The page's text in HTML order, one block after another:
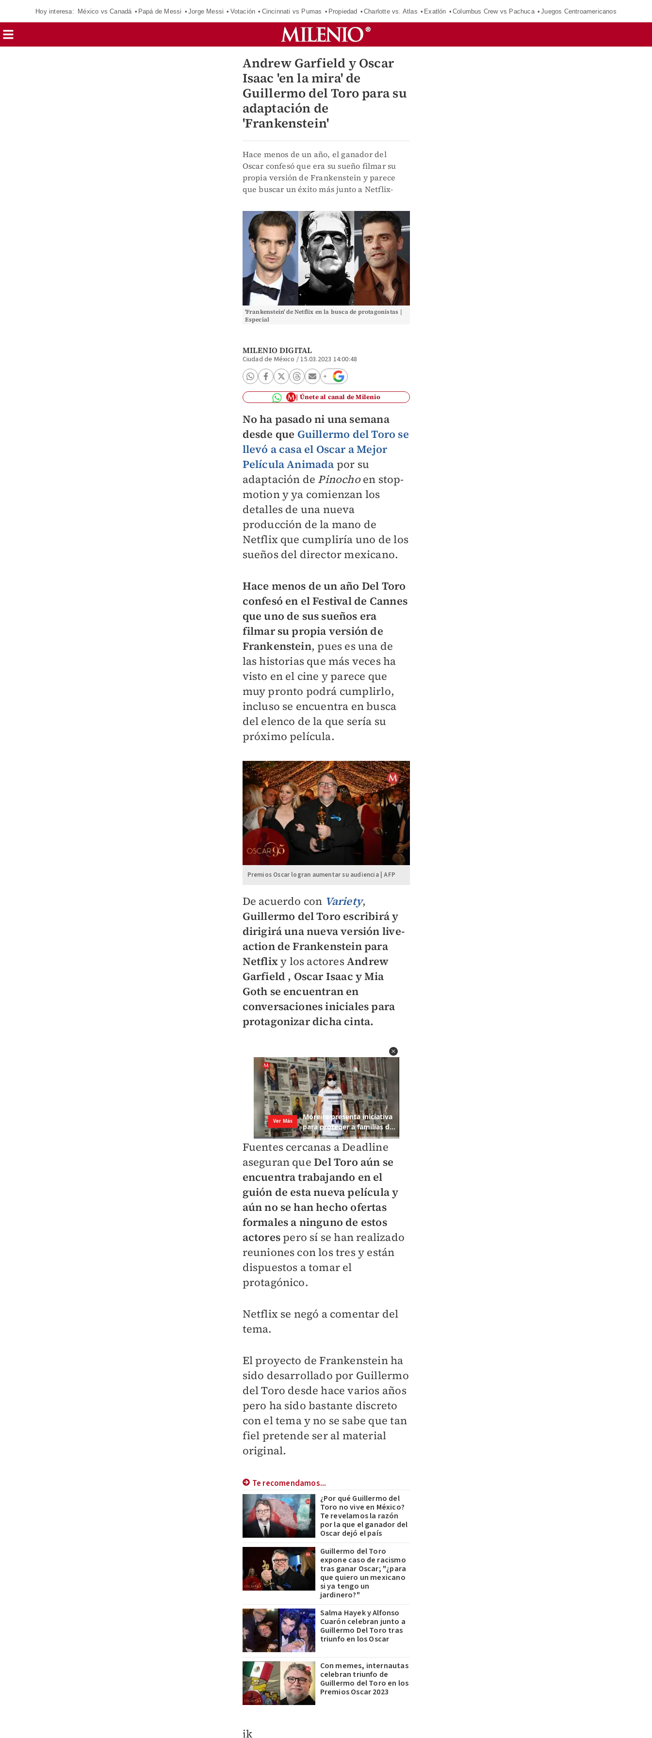
Hoy interesa: México vs Canadá Papá de Messi Jorge Messi Votación Cincinnati vs Pumas Propiedad Charlotte vs. Atlas Exatlón Columbus Crew vs Pachuca Juegos Centroamericanos
Andrew Garfield y Oscar
Isaac 'en la mira' de
Guillermo del Toro para su
adaptación de
'Frankenstein'
Hace menos de un año, el ganador del
Oscar confesó que era su sueño filmar su
propia versión de Frankenstein y parece
que buscar un éxito más junto a Netflix-
'Frankenstein' de Netflix en la busca de protagonistas |
Especial
MILENIO DIGITAL
Ciudad de México /15.03.2023 14:00:48
Únete al canal de Milenio
No ha pasado ni una semana
desde que Guillermo del Toro se
llevó a casa el Oscar a Mejor
Película Animada por su
adaptación de Pinochoen stop-
motion y ya comienzan los
detalles de una nueva
producción de la mano de
Netflix que cumpliría uno de los
sueños del director mexicano.
Hace menos de un año Del Toro
confesó en el Festival de Cannes
que uno de sus sueños era
filmar su propia versión de
Frankenstein, pues es una de
las historias que más veces ha
visto en el cine y parece que
muy pronto podrá cumplirlo,
incluso se encuentra en busca
del elenco de la que sería su
próximo película.
Premios Oscar logran aumentar su audiencia | AFP
De acuerdo con Variety,
Guillermo del Toro escribirá y
dirigirá una nueva versión live-
action de Frankenstein para
Netflixy los actoresAndrew
Garfield , Oscar Isaac y Mia
Goth se encuentran en
conversaciones iniciales para
protagonizar dicha cinta.
Fuentes cercanas a Deadline
aseguran queDel Toro aún se
encuentra trabajando en el
guión de esta nueva película y
aún no se han hecho ofertas
formales a ninguno de estos
actorespero sí se han realizado
reuniones con los tres y están
dispuestos a tomar el
protagónico.
Netflix se negó a comentar del
tema.
El proyecto de Frankenstein ha
sido desarrollado por Guillermo
del Toro desde hace varios años
pero ha sido bastante discreto
con el tema y no se sabe que tan
fiel pretende ser al material
original.
Te recomendamos...
¿Por qué Guillermo del
Toro no vive en México?
Te revelamos la razón
por la que el ganador del
Oscar dejó el país
Guillermo del Toro
expone caso de racismo
tras ganar Oscar; "¿para
que quiero un mexicano
si ya tengo un
jardinero?"
Salma Hayek y Alfonso
Cuarón celebran junto a
Guillermo Del Toro tras
triunfo en los Oscar
Con memes, internautas
celebran triunfo de
Guillermo del Toro en los
Premios Oscar 2023
jk